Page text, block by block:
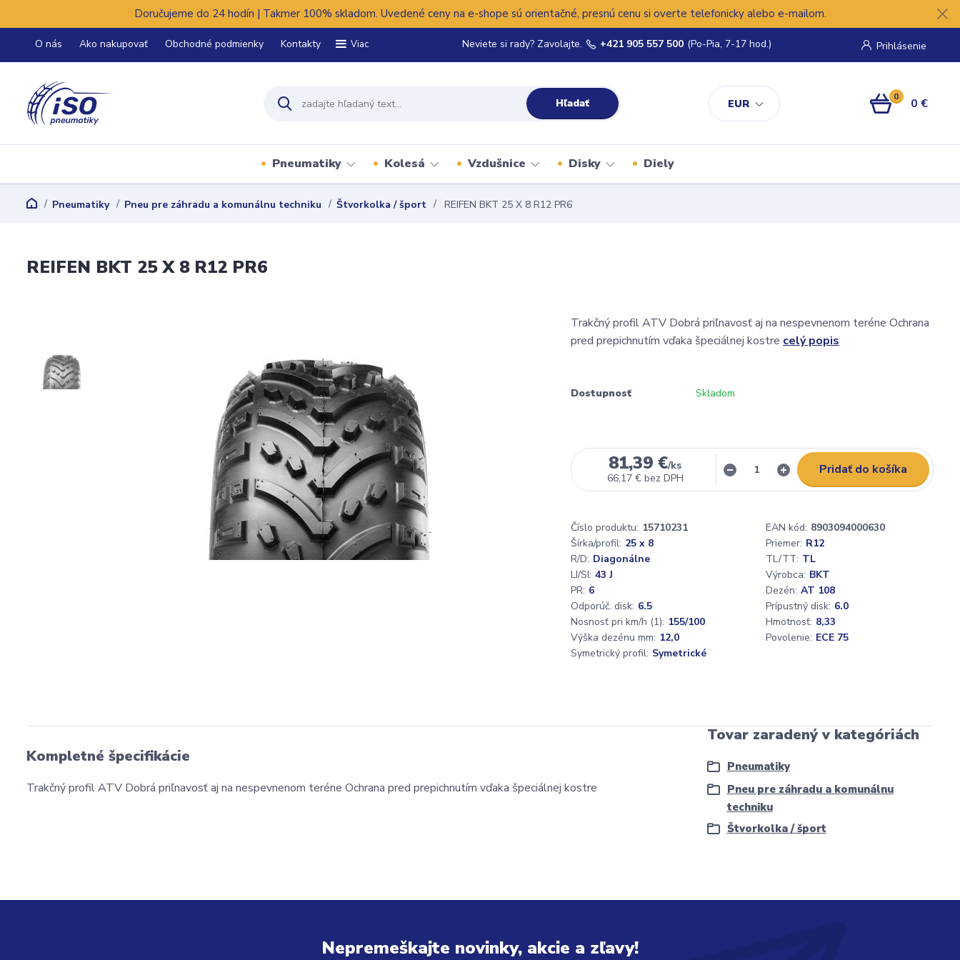
Doručujeme do 24 hodín | Takmer 100% skladom. Uvedené ceny na e-shope sú orientačné, presnú cenu si overte telefonicky alebo e-mailom.
O nás Ako nakupovať Obchodné podmienky Kontakty Viac
EUR
Prihlásenie
Hľadať
Neviete si rady? Zavolajte. +421 905 557 500 (Po-Pia, 7-17 hod.)
0 0 €
Pneumatiky Kolesá Vzdušnice Disky Diely
Pneumatiky Pneu pre záhradu a komunálnu techniku Štvorkolka / šport REIFEN BKT 25 X 8 R12 PR6
REIFEN BKT 25 X 8 R12 PR6
Trakčný profil ATV Dobrá priľnavosť aj na nespevnenom teréne Ochrana
pred prepichnutím vďaka špeciálnej kostre celý popis
Dostupnosť Skladom
81,39 €/ks
66,17 € bez DPH
Pridať do košíka
Číslo produktu: 15710231 EAN kód: 8903094000630
Šírka/profil: 25 x 8 Priemer: R12
R/D: Diagonálne TL/TT: TL
LI/SI: 43 J Výrobca: BKT
PR: 6 Dezén: AT 108
Odporúč. disk: 6.5 Prípustný disk: 6.0
Nosnosť pri km/h (1): 155/100 Hmotnosť: 8,33
Výška dezénu mm: 12,0 Povolenie: ECE 75
Symetrický profil: Symetrické
Kompletné špecifikácie
Trakčný profil ATV Dobrá priľnavosť aj na nespevnenom teréne Ochrana pred prepichnutím vďaka špeciálnej kostre
Tovar zaradený v kategóriách
Pneumatiky
Pneu pre záhradu a komunálnu
techniku
Štvorkolka / šport
Nepremeškajte novinky, akcie a zľavy!